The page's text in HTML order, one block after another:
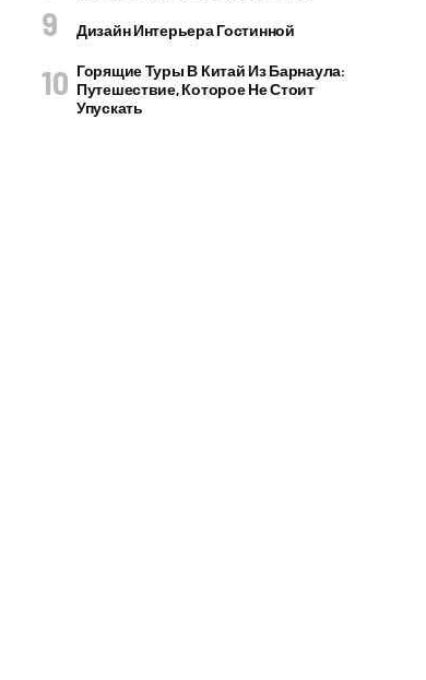
Дизайн Интерьера Гостинной
Горящие Туры В Китай Из Барнаула:
Путешествие, Которое Не Стоит
Упускать